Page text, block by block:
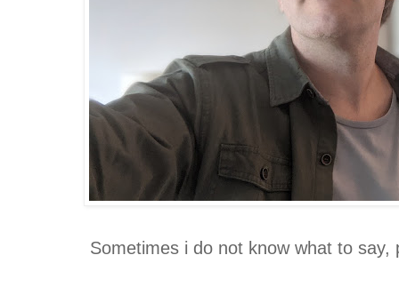
Sometimes i do not know what to